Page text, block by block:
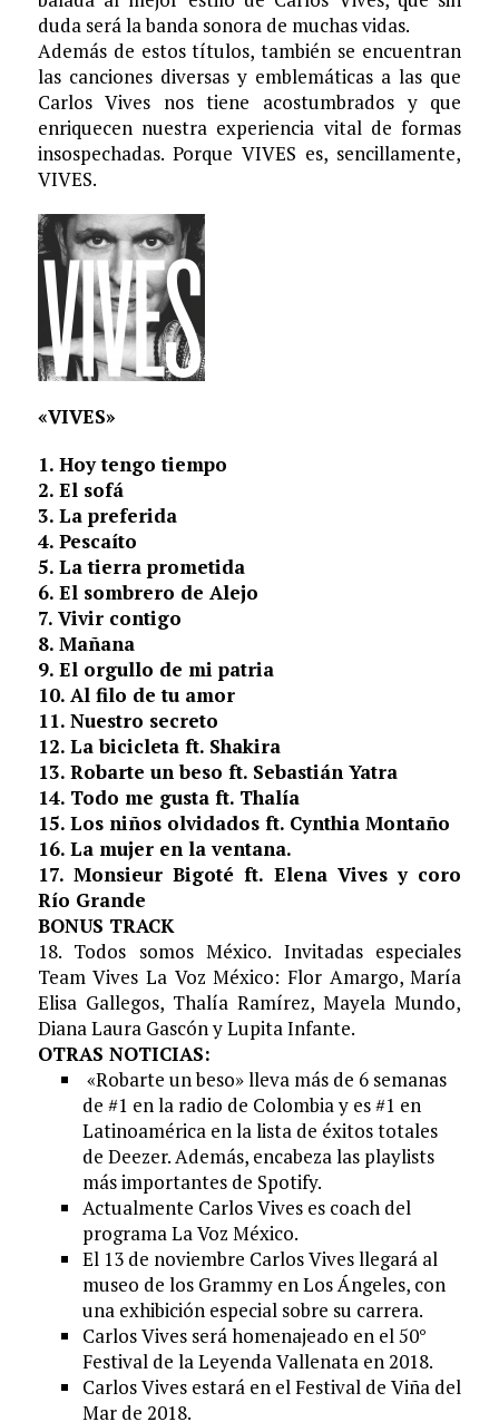
duda será la banda sonora de muchas vidas.
Además de estos títulos, también se encuentran
las canciones diversas y emblemáticas a las que
Carlos Vives nos tiene acostumbrados y que
enriquecen nuestra experiencia vital de formas
insospechadas. Porque VIVES es, sencillamente,
VIVES.
«VIVES»
1. Hoy tengo tiempo
2. El sofá
3. La preferida
4. Pescaíto
5. La tierra prometida
6. El sombrero de Alejo
7. Vivir contigo
8. Mañana
9. El orgullo de mi patria
10. Al filo de tu amor
11. Nuestro secreto
12. La bicicleta ft. Shakira
13. Robarte un beso ft. Sebastián Yatra
14. Todo me gusta ft. Thalía
15. Los niños olvidados ft. Cynthia Montaño
16. La mujer en la ventana.
17. Monsieur Bigoté ft. Elena Vives y coro
Río Grande
BONUS TRACK
18. Todos somos México. Invitadas especiales
Team Vives La Voz México: Flor Amargo, María
Elisa Gallegos, Thalía Ramírez, Mayela Mundo,
Diana Laura Gascón y Lupita Infante.
OTRAS NOTICIAS:
«Robarte un beso»lleva más de 6 semanas
de #1 en la radio de Colombia y es #1 en
Latinoamérica en la lista de éxitos totales
de Deezer. Además, encabeza las playlists
más importantes de Spotify.
Actualmente Carlos Vives es coach del
programa La Voz México.
El 13 de noviembre Carlos Vives llegará al
museo de los Grammy en Los Ángeles, con
una exhibición especial sobre su carrera.
Carlos Vives será homenajeado en el 50°
Festival de la Leyenda Vallenata en 2018.
Carlos Vives estará en el Festival de Viña del
Mar de 2018.